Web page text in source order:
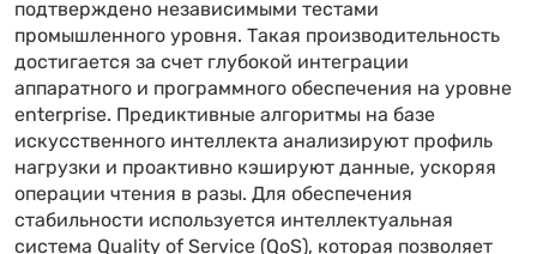
подтверждено независимыми тестами
промышленного уровня. Такая производительность
достигается за счет глубокой интеграции
аппаратного и программного обеспечения на уровне
enterprise. Предиктивные алгоритмы на базе
искусственного интеллекта анализируют профиль
нагрузки и проактивно кэшируют данные, ускоряя
операции чтения в разы. Для обеспечения
стабильности используется интеллектуальная
система Quality of Service (QoS), которая позволяет